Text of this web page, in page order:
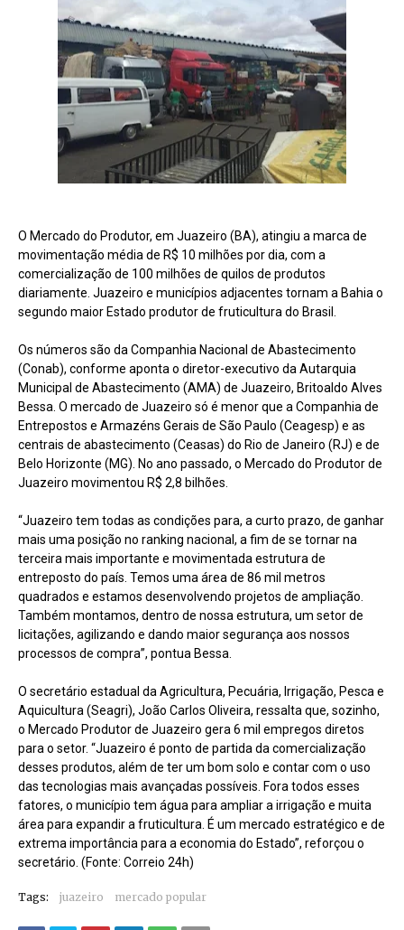
O Mercado do Produtor, em Juazeiro (BA), atingiu a marca de
movimentação média de R$ 10 milhões por dia, com a
comercialização de 100 milhões de quilos de produtos
diariamente. Juazeiro e municípios adjacentes tornam a Bahia o
segundo maior Estado produtor de fruticultura do Brasil.
Os números são da Companhia Nacional de Abastecimento
(Conab), conforme aponta o diretor-executivo da Autarquia
Municipal de Abastecimento (AMA) de Juazeiro, Britoaldo Alves
Bessa. O mercado de Juazeiro só é menor que a Companhia de
Entrepostos e Armazéns Gerais de São Paulo (Ceagesp) e as
centrais de abastecimento (Ceasas) do Rio de Janeiro (RJ) e de
Belo Horizonte (MG). No ano passado, o Mercado do Produtor de
Juazeiro movimentou R$ 2,8 bilhões.
“Juazeiro tem todas as condições para, a curto prazo, de ganhar
mais uma posição no ranking nacional, a fim de se tornar na
terceira mais importante e movimentada estrutura de
entreposto do país. Temos uma área de 86 mil metros
quadrados e estamos desenvolvendo projetos de ampliação.
Também montamos, dentro de nossa estrutura, um setor de
licitações, agilizando e dando maior segurança aos nossos
processos de compra”, pontua Bessa.
O secretário estadual da Agricultura, Pecuária, Irrigação, Pesca e
Aquicultura (Seagri), João Carlos Oliveira, ressalta que, sozinho,
o Mercado Produtor de Juazeiro gera 6 mil empregos diretos
para o setor. “Juazeiro é ponto de partida da comercialização
desses produtos, além de ter um bom solo e contar com o uso
das tecnologias mais avançadas possíveis. Fora todos esses
fatores, o município tem água para ampliar a irrigação e muita
área para expandir a fruticultura. É um mercado estratégico e de
extrema importância para a economia do Estado”, reforçou o
secretário. (Fonte: Correio 24h)
Tags: juazeiro mercado popular